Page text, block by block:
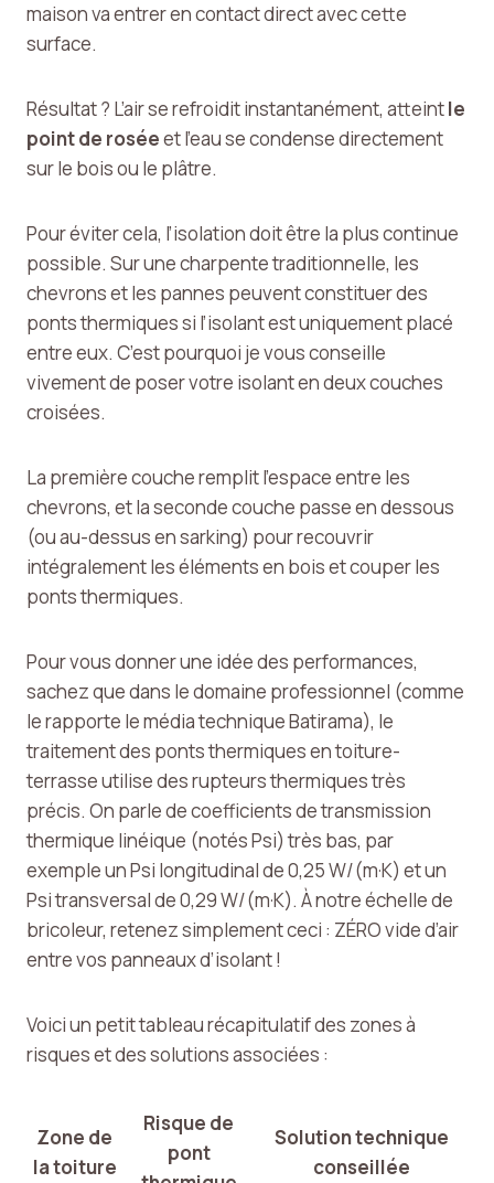
maison va entrer en contact direct avec cette
surface.
Résultat ? L’air se refroidit instantanément, atteintle
point de roséeet l’eau se condense directement
sur le bois ou le plâtre.
Pour éviter cela, l’isolation doit être la plus continue
possible. Sur une charpente traditionnelle, les
chevrons et les pannes peuvent constituer des
ponts thermiques si l’isolant est uniquement placé
entre eux. C’est pourquoi je vous conseille
vivement de poser votre isolant en deux couches
croisées.
La première couche remplit l’espace entre les
chevrons, et la seconde couche passe en dessous
(ou au-dessus en sarking) pour recouvrir
intégralement les éléments en bois et couper les
ponts thermiques.
Pour vous donner une idée des performances,
sachez que dans le domaine professionnel (comme
le rapporte le média technique Batirama), le
traitement des ponts thermiques en toiture-
terrasse utilise des rupteurs thermiques très
précis. On parle de coefficients de transmission
thermique linéique (notés Psi) très bas, par
exemple un Psi longitudinal de 0,25 W/(m·K) et un
Psi transversal de 0,29 W/(m·K). À notre échelle de
bricoleur, retenez simplement ceci : ZÉRO vide d’air
entre vos panneaux d’isolant !
Voici un petit tableau récapitulatif des zones à
risques et des solutions associées :
Zone de
la toiture
Risque de
pont
Solution technique
conseillée